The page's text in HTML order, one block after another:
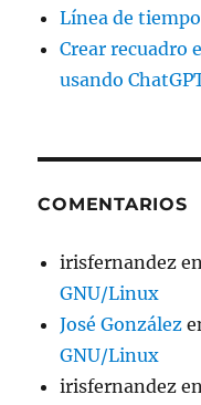
Línea de
Crear recuadro
usando
COMENTARIOS
irisfernandez
GNU/Linux
José González
GNU/Linux
irisfernandez